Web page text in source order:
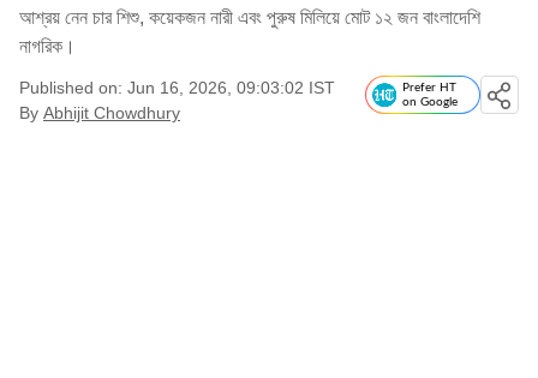
আশ্রয় নেন চার শিশু, কয়েকজন নারী এবং পুরুষ মিলিয়ে মোট ১২ জন বাংলাদেশি
নাগরিক।
Published on: Jun 16, 2026, 09:03:02 IST
By Abhijit Chowdhury
Prefer HT
on Google